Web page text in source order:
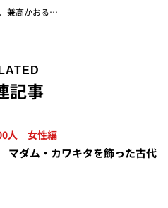
和久峻三、天地総子
記事
人 女性編
ダム・カワキタを飾った古代